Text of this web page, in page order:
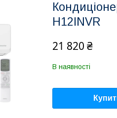
H12INVR
21 820 ₴
В наявності